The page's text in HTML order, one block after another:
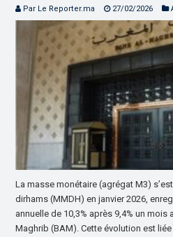
Par Le Reporter.ma 27/02/2026
La masse monétaire (agrégat M3)
dirhams (MMDH) en janvier 2026,
annuelle de 10,3% après 9,4% un mois
Maghrib (BAM). Cette évolution est